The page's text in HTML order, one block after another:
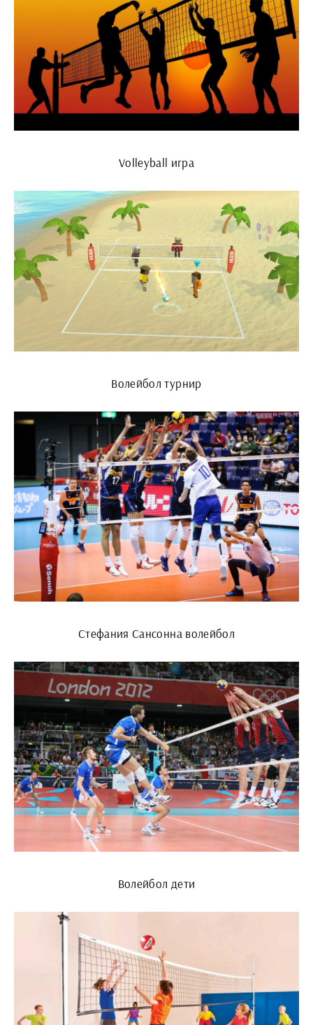
Volleyball игра
Волейбол турнир
Стефания Сансонна волейбол
Волейбол дети